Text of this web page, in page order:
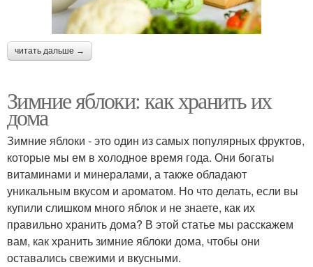
читать дальше →
Зимние яблоки: как хранить их
дома
Зимние яблоки - это один из самых популярных фруктов,
которые мы ем в холодное время года. Они богаты
витаминами и минералами, а также обладают
уникальным вкусом и ароматом. Но что делать, если вы
купили слишком много яблок и не знаете, как их
правильно хранить дома? В этой статье мы расскажем
вам, как хранить зимние яблоки дома, чтобы они
оставались свежими и вкусными.